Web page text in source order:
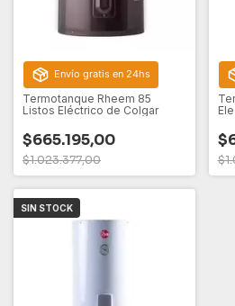
Envío gratis en 24hs
Termotanque Rheem 85
Listos Eléctrico de Colgar
$665.195,00
$1.023.377,00
SIN STOCK